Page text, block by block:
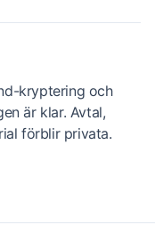
kryptering och
är klar. Avtal,
förblir privata.